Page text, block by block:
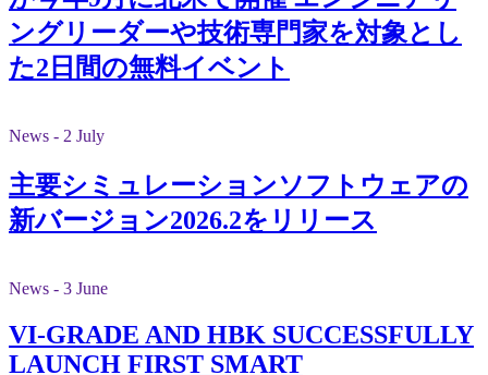
ングリーダーや技術専門家を対象とし
た2日間の無料イベント
News - 2 July
主要シミュレーションソフトウェアの
新バージョン2026.2をリリース
News - 3 June
VI-GRADE AND HBK SUCCESSFULLY
LAUNCH FIRST SMART